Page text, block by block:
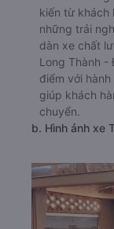
kiến từ khách
những trải
dàn xe chất
Long Thành -
điểm với
giúp khách
chuyển.
b. Hình ảnh xe